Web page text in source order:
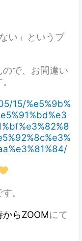
い」というブ
で、お間違い
15/%e5%9b%
。
らZOOMにて